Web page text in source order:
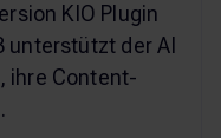
KIO Plugin
unterstützt der AI
ihre Content-